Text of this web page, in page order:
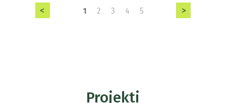
< >
1 2 3 4 5
Projekti